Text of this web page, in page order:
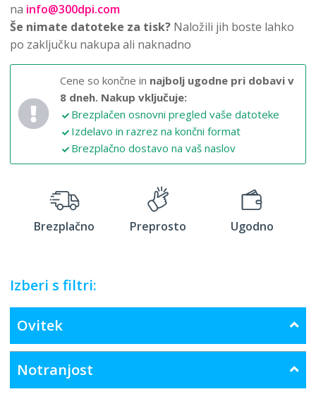
na info@300dpi.com
Še nimate datoteke za tisk? Naložili jih boste lahko
po zaključku nakupa ali naknadno
Cene so končne in najbolj ugodne pri dobavi v
8 dneh. Nakup vključuje:
Brezplačen osnovni pregled vaše datoteke
Izdelavo in razrez na končni format
Brezplačno dostavo na vaš naslov
Brezplačno Preprosto Ugodno
Izberi s filtri:
Ovitek
Notranjost